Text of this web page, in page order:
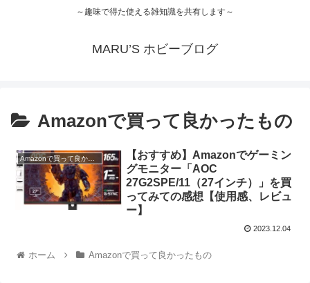
～趣味で得た使える雑知識を共有します～
MARU’S ホビーブログ
Amazonで買って良かったもの
【おすすめ】Amazonでゲーミン
グモニター「AOC
27G2SPE/11（27インチ）」を買
ってみての感想【使用感、レビュ
ー】
2023.12.04
ホーム Amazonで買って良かったもの